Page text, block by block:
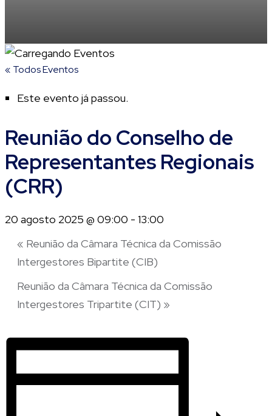
« Todos Eventos
Este evento já passou.
Reunião do Conselho de
Representantes Regionais
(CRR)
20 agosto 2025 @ 09:00 - 13:00
« Reunião da Câmara Técnica da Comissão
Intergestores Bipartite (CIB)
Reunião da Câmara Técnica da Comissão
Intergestores Tripartite (CIT) »